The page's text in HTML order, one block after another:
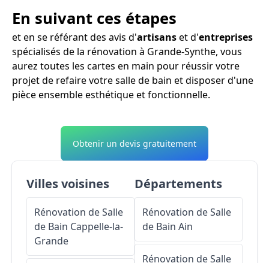
En suivant ces étapes
et en se référant des avis d'artisanset d'entreprises
spécialisés de la rénovation à Grande-Synthe, vous
aurez toutes les cartes en main pour réussir votre
projet de refaire votre salle de bain et disposer d'une
pièce ensemble esthétique et fonctionnelle.
Obtenir un devis gratuitement
Villes voisines
Rénovation de Salle
de Bain Cappelle-la-
Grande
Départements
Rénovation de Salle
de Bain Ain
Rénovation de Salle